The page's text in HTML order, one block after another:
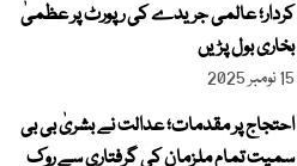
کردار؛ عالمی جریدے کی رپورٹ پر عظمیٰ
بخاری بول پڑیں
15 نومبر 2025
احتجاج پر مقدمات؛ عدالت نے بشریٰ بی بی
سمیت تمام ملزمان کی گرفتاری سے روک